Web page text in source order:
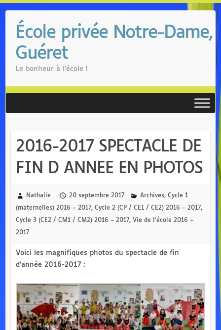
contentÉcole privée Notre-Dame,
Guéret
Le bonheur à l'école !
2016-2017 SPECTACLE DE
FIN D ANNEE EN PHOTOS
Nathalie 20 septembre 2017 Archives, Cycle 1
(maternelles) 2016 – 2017, Cycle 2 (CP / CE1 / CE2) 2016 – 2017,
Cycle 3 (CE2 / CM1 / CM2) 2016 – 2017, Vie de l’école 2016 –
2017
Voici les magnifiques photos du spectacle de fin
d’année 2016-2017 :